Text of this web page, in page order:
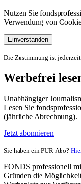
Nutzen Sie
Verwendung von
Einverstanden
Die Zustimmung ist
Werbefrei
Unabhängiger
Lesen Sie
(jährliche Abrechnung).
Jetzt abonnieren
Sie haben ein PUR-Abo?
FONDS professionell
Gründen die